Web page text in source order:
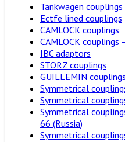
Tankwagen couplings
Ectfe lined couplings
CAMLOCK couplings
CAMLOCK couplings
IBC adaptors
STORZ couplings
GUILLEMIN couplings
Symmetrical
Symmetrical
Symmetrical
66 (Russia)
Symmetrical